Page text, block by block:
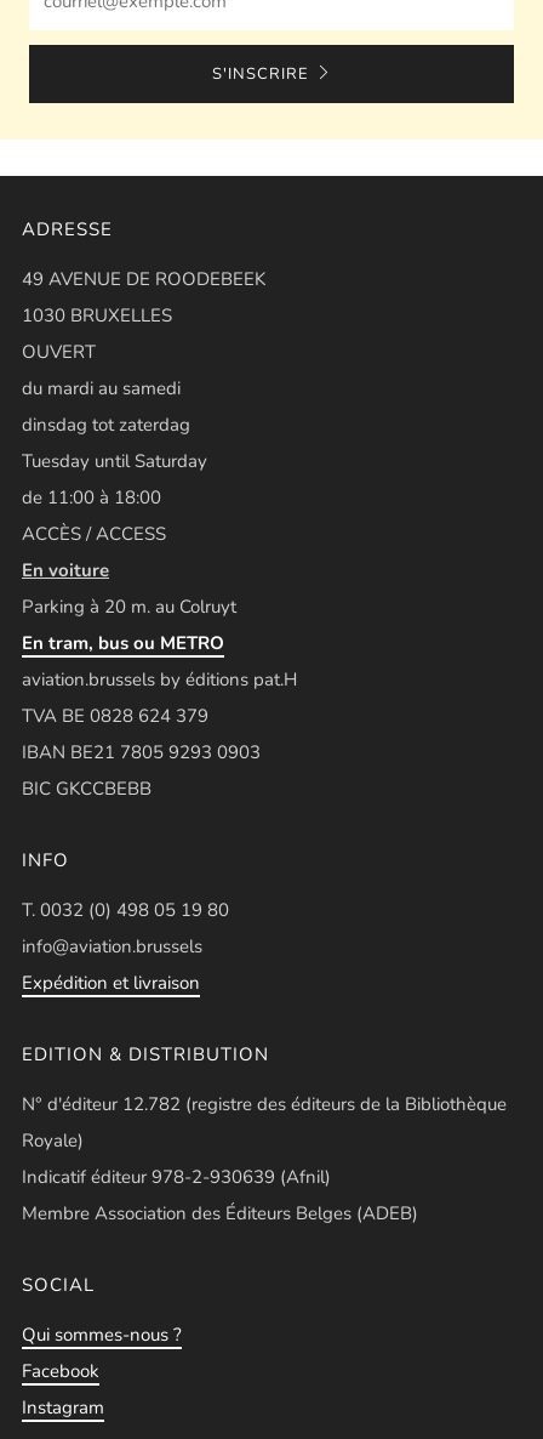
S'INSCRIRE
ADRESSE
49 AVENUE DE ROODEBEEK
1030 BRUXELLES
OUVERT
du mardi au samedi
dinsdag tot zaterdag
Tuesday until Saturday
de 11:00 à 18:00
ACCÈS / ACCESS
En voiture
Parking à 20 m. au Colruyt
En tram, bus ou METRO
aviation.brussels by éditions pat.H
TVA BE 0828 624 379
IBAN BE21 7805 9293 0903
BIC GKCCBEBB
INFO
T. 0032 (0) 498 05 19 80
info@aviation.brussels
Expédition et livraison
EDITION & DISTRIBUTION
N° d'éditeur 12.782 (registre des éditeurs de la Bibliothèque
Royale)
Indicatif éditeur 978-2-930639 (Afnil)
Membre Association des Éditeurs Belges (ADEB)
SOCIAL
Qui sommes-nous ?
Facebook
Instagram